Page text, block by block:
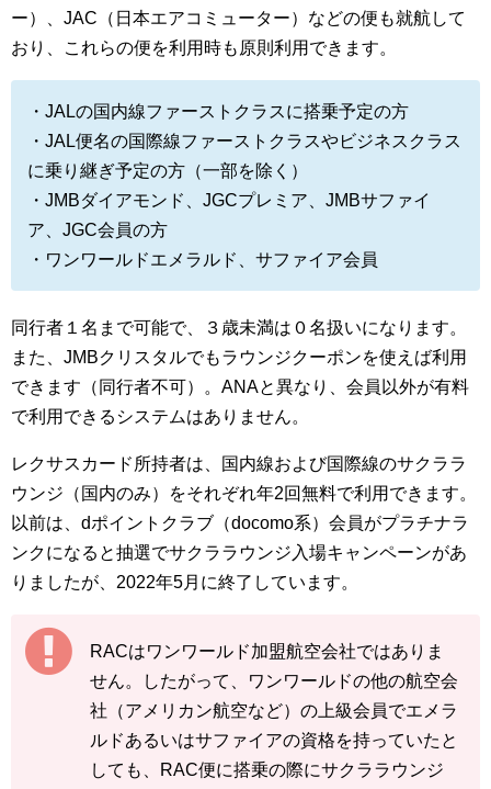
ー）、JAC（日本エアコミューター）などの便も就航して
おり、これらの便を利用時も原則利用できます。
・JALの国内線ファーストクラスに搭乗予定の方
・JAL便名の国際線ファーストクラスやビジネスクラス
に乗り継ぎ予定の方（一部を除く）
・JMBダイアモンド、JGCプレミア、JMBサファイ
ア、JGC会員の方
・ワンワールドエメラルド、サファイア会員
同行者１名まで可能で、３歳未満は０名扱いになります。
また、JMBクリスタルでもラウンジクーポンを使えば利用
できます（同行者不可）。ANAと異なり、会員以外が有料
で利用できるシステムはありません。
レクサスカード所持者は、国内線および国際線のサクララ
ウンジ（国内のみ）をそれぞれ年2回無料で利用できます。
以前は、dポイントクラブ（docomo系）会員がプラチナラ
ンクになると抽選でサクララウンジ入場キャンペーンがあ
りましたが、2022年5月に終了しています。
RACはワンワールド加盟航空会社ではありま
せん。したがって、ワンワールドの他の航空会
社（アメリカン航空など）の上級会員でエメラ
ルドあるいはサファイアの資格を持っていたと
しても、RAC便に搭乗の際にサクララウンジ